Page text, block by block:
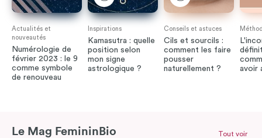
Actualités et
nouveautés
Numérologie de
février 2023 : le 9
comme symbole
de renouveau
Inspirations
Kamasutra : quelle
position selon
mon signe
astrologique ?
Conseils et astuces
Cils et sourcils :
comment les faire
pousser
naturellement ?
avoir
Le Mag FemininBio Tout voir